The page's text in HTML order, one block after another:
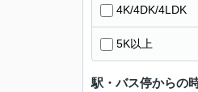
4K/4DK/4LDK
5K以上
駅・バス停からの